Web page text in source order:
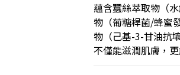
蘊含蠶絲萃取物（
物（葡糖桿菌/蜂蜜
物（己基-3-甘油抗
不僅能滋潤肌膚，